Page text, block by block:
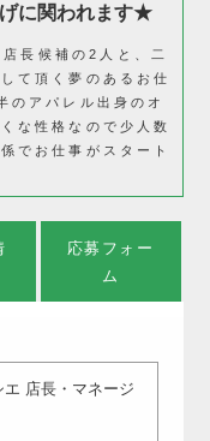
に関われます★
長候補の2人と、二
て頂く夢のあるお仕
のアパレル出身のオ
な性格なので少人数
でお仕事がスタート
応募フォー
ム
店長・マネージ